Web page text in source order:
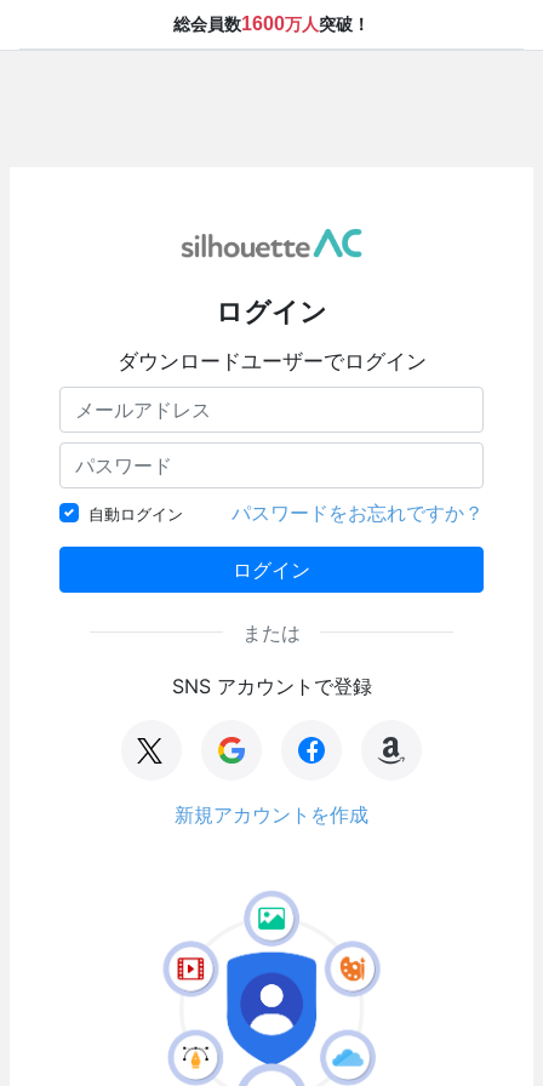
総会員数1600万人突破！
ログイン
ダウンロードユーザーでログイン
自動ログイン パスワードをお忘れですか？
ログイン
または
SNS アカウントで登録
新規アカウントを作成